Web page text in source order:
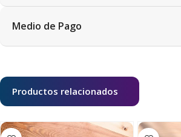
Medio de Pago
Productos relacionados